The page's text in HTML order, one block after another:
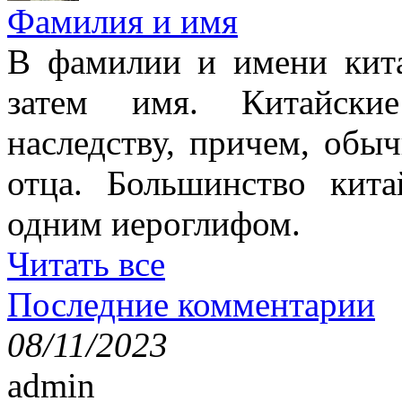
Фамилия и имя
В фамилии и имени
затем имя.
наследству, причем,
отца. Большинство
одним иероглифом.
Читать все
Последние комментарии
08/11/2023
admin